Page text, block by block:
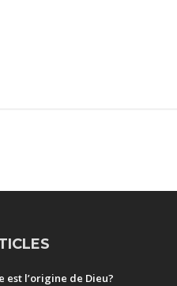
est l’origine de Dieu?